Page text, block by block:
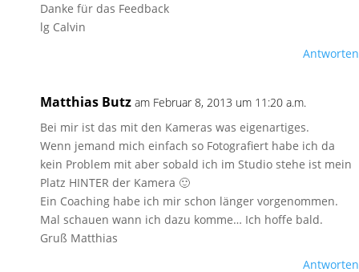
Danke für das Feedback
lg Calvin
Antworten
Matthias Butz am Februar 8, 2013 um 11:20 a.m.
Bei mir ist das mit den Kameras was eigenartiges.
Wenn jemand mich einfach so Fotografiert habe ich da
kein Problem mit aber sobald ich im Studio stehe ist mein
Platz HINTER der Kamera 🙂
Ein Coaching habe ich mir schon länger vorgenommen.
Mal schauen wann ich dazu komme… Ich hoffe bald.
Gruß Matthias
Antworten